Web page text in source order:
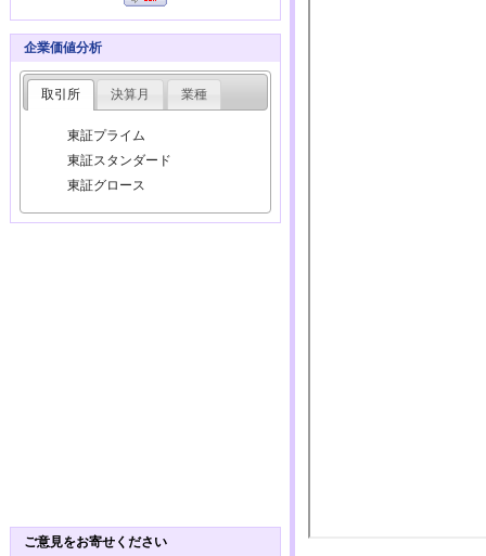
企業価値分析
取引所 決算月 業種
東証プライム
東証スタンダード
東証グロース
ご意見をお寄せください